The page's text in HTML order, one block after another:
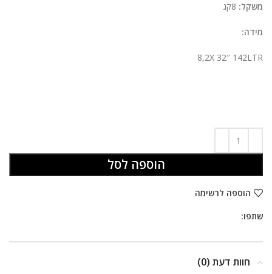
משקל: 8קג
מידה:
8,2X 32″ 142LTR
הוספה לסל
הוספה לרשימה
שתפו:
חוות דעת (0)